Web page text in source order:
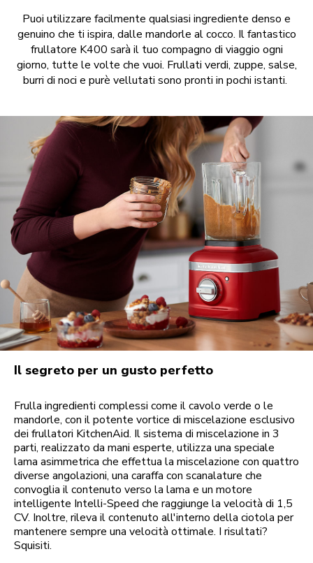
Puoi utilizzare facilmente qualsiasi ingrediente denso e
genuino che ti ispira, dalle mandorle al cocco. Il fantastico
frullatore K400 sarà il tuo compagno di viaggio ogni
giorno, tutte le volte che vuoi. Frullati verdi, zuppe, salse,
burri di noci e purè vellutati sono pronti in pochi istanti.
Il segreto per un gusto perfetto
Frulla ingredienti complessi come il cavolo verde o le
mandorle, con il potente vortice di miscelazione esclusivo
dei frullatori KitchenAid. Il sistema di miscelazione in 3
parti, realizzato da mani esperte, utilizza una speciale
lama asimmetrica che effettua la miscelazione con quattro
diverse angolazioni, una caraffa con scanalature che
convoglia il contenuto verso la lama e un motore
intelligente Intelli-Speed che raggiunge la velocità di 1,5
CV. Inoltre, rileva il contenuto all'interno della ciotola per
mantenere sempre una velocità ottimale. I risultati?
Squisiti.